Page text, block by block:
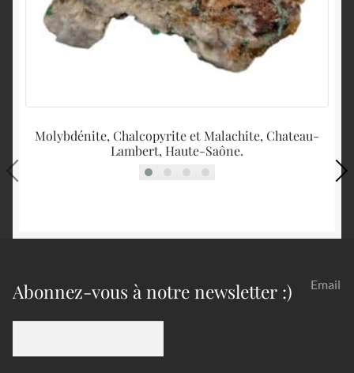
Molybdénite, Chalcopyrite et Malachite, Chateau-
Lambert, Haute-Saône.
Abonnez-vous à notre newsletter :) Email